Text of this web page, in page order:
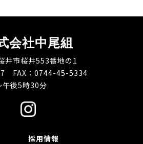
会社中尾組
井市桜井553番地の1
FAX：0744-45-5334
午後5時30分
採用情報